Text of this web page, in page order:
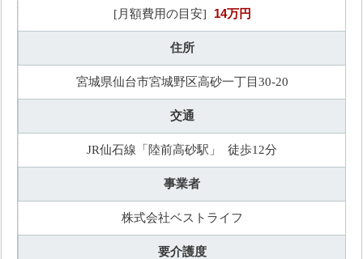
[月額費用の目安] 14万円
住所
宮城県仙台市宮城野区高砂一丁目30-20
交通
JR仙石線「陸前高砂駅」 徒歩12分
事業者
株式会社ベストライフ
要介護度